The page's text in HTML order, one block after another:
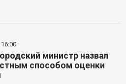
министр назвал
способом оценки